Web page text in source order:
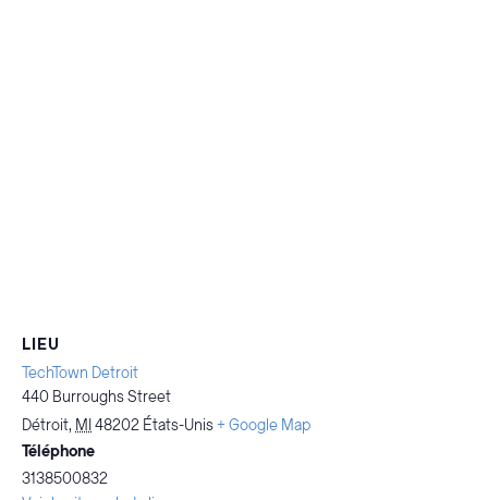
LIEU
TechTown Detroit
440 Burroughs Street
Détroit, MI48202 États-Unis+ Google Map
Téléphone
3138500832